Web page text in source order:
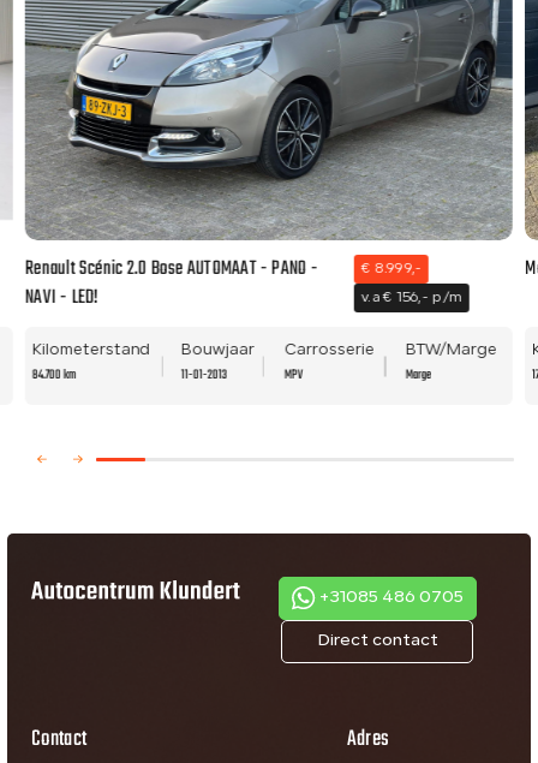
Renault Scénic 2.0 Bose AUTOMAAT - PANO -
NAVI - LED!
€ 8.999,-
v.a € 156,- p/m
Kilometerstand
84.700 km
Bouwjaar
11-01-2013
Carrosserie
MPV
BTW/Marge
Marge
Direct contact
+31085 486 0705
Contact Adres